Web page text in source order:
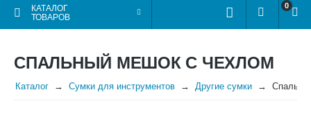
КАТАЛОГ
ТОВАРОВ
0
СПАЛЬНЫЙ МЕШОК С ЧЕХЛОМ
Каталог Сумки для инструментов Другие сумки